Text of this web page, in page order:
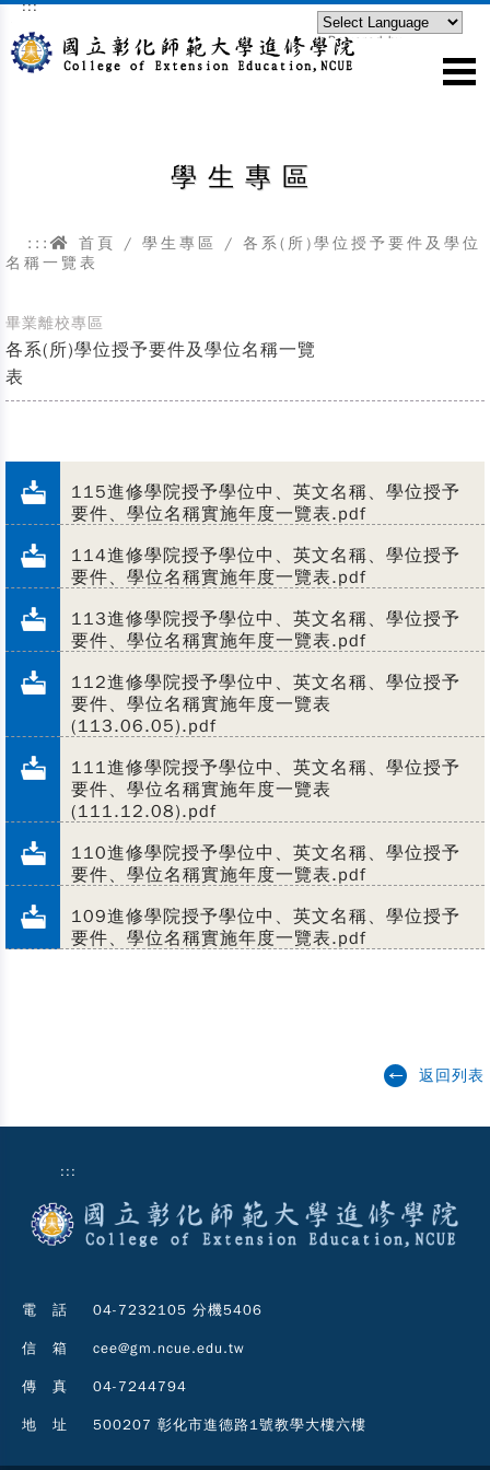
跳到主要內容區塊
:::
Powered by
學生專區
::: 首頁
/ 學生專區 / 各系(所)學位授予要件及學位
名稱一覽表
畢業離校專區
各系(所)學位授予要件及學位名稱一覽
表
115進修學院授予學位中、英文名稱、學位授予
要件、學位名稱實施年度一覽表.pdf
114進修學院授予學位中、英文名稱、學位授予
要件、學位名稱實施年度一覽表.pdf
113進修學院授予學位中、英文名稱、學位授予
要件、學位名稱實施年度一覽表.pdf
112進修學院授予學位中、英文名稱、學位授予
要件、學位名稱實施年度一覽表
(113.06.05).pdf
111進修學院授予學位中、英文名稱、學位授予
要件、學位名稱實施年度一覽表
(111.12.08).pdf
110進修學院授予學位中、英文名稱、學位授予
要件、學位名稱實施年度一覽表.pdf
109進修學院授予學位中、英文名稱、學位授予
要件、學位名稱實施年度一覽表.pdf
返回列表
:::
電 話 04-7232105 分機5406
信 箱 cee@gm.ncue.edu.tw
傳 真 04-7244794
地 址 500207 彰化市進德路1號教學大樓六樓